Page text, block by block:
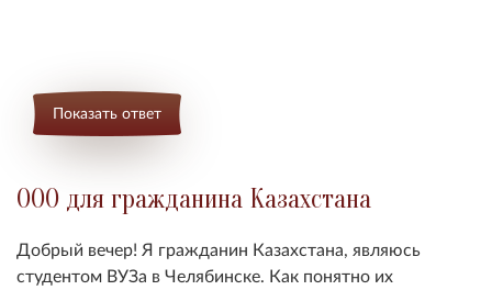
Показать ответ
ООО для гражданина Казахстана
Добрый вечер! Я гражданин Казахстана, являюсь
студентом ВУЗа в Челябинске. Как понятно их